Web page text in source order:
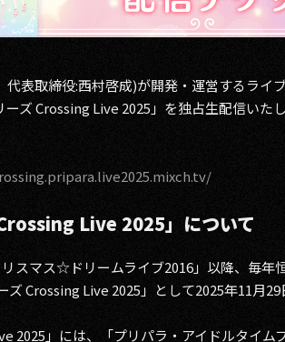
表取締役:西村啓成)が開発・運営するライ
ズ Crossing Live 2025」を独占生配信いた
Live 2025」について
スマス☆ドリームライブ2016」以降、毎年
Crossing Live 2025」として2025年11月29
2025」には、「プリパラ・アイドルタイ